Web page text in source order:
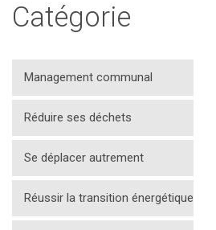
Catégorie
Management communal
Réduire ses déchets
Se déplacer autrement
Réussir la transition énergétique